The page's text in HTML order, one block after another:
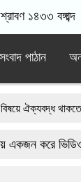
১৪৩৩ বঙ্গাব্দ
সংবাদ পাঠান
থাকতে
কি না, তা
করে